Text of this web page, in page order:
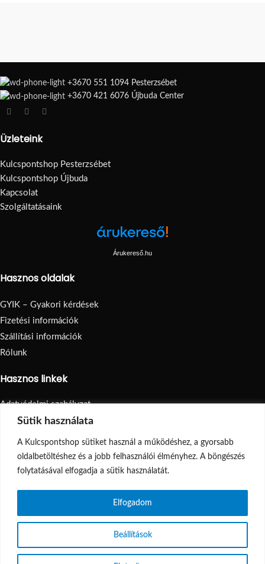
Sütik használata
A Kulcspontshop sütiket használ a működéshez, a gyorsabb
oldalbetöltéshez és a jobb felhasználói élményhez. A böngészés
folytatásával elfogadja a sütik használatát.
Beállítások
Elfogadom
+3670 551 1094 Pesterzsébet
+3670 421 6076 Újbuda Center
Üzleteink
Kulcspontshop Pesterzsébet
Kulcspontshop Újbuda
Kapcsolat
Szolgáltatásaink
Árukereső.hu
Hasznos oldalak
GYIK – Gyakori kérdések
Fizetési információk
Szállítási információk
Rólunk
Hasznos linkek
Adatvédelmi szabályzat
Visszatérítés
Oldaltérkép
© 2026Kulcspontshop. Minden jog fenntartva.
Shop
Kedvencek
Kosár